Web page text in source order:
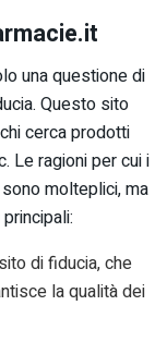
una questione di
Questo sito
cerca prodotti
Le ragioni per cui i
sono molteplici, ma
di fiducia, che
la qualità dei